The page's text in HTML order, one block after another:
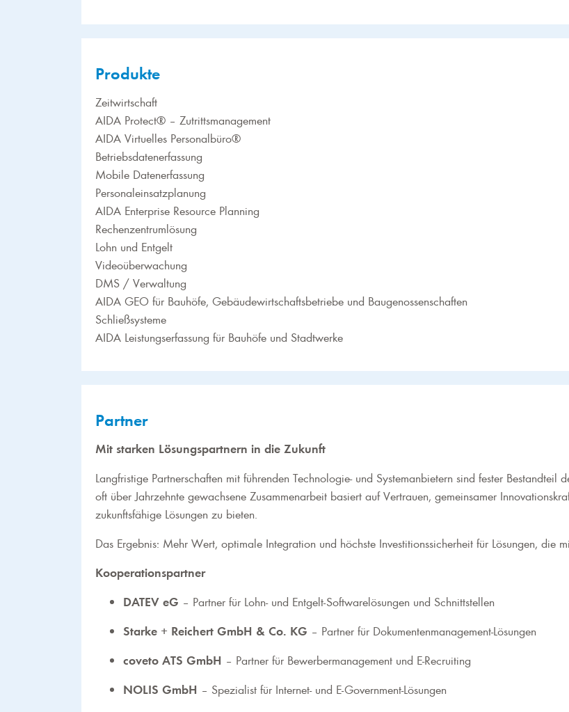
Produkte
Zeitwirtschaft
AIDA Protect® – Zutrittsmanagement
AIDA Virtuelles Personalbüro®
Betriebsdatenerfassung
Mobile Datenerfassung
Personaleinsatzplanung
AIDA Enterprise Resource Planning
Rechenzentrumlösung
Lohn und Entgelt
Videoüberwachung
DMS / Verwaltung
AIDA GEO für Bauhöfe, Gebäudewirtschaftsbetriebe und Baugenossenschaften
Schließsysteme
AIDA Leistungserfassung für Bauhöfe und Stadtwerke
Partner
Mit starken Lösungspartnern in die Zukunft
Langfristige Partnerschaften mit führenden Technologie- und Systemanbietern sind fester
oft über Jahrzehnte gewachsene Zusammenarbeit basiert auf Vertrauen, gemeinsamer
zukunftsfähige Lösungen zu bieten.
Das Ergebnis: Mehr Wert, optimale Integration und höchste Investitionssicherheit für Lösungen, die
Kooperationspartner
DATEV eG – Partner für Lohn- und Entgelt-Softwarelösungen und Schnittstellen
Starke + Reichert GmbH & Co. KG – Partner für Dokumentenmanagement-Lösungen
coveto ATS GmbH – Partner für Bewerbermanagement und E-Recruiting
NOLIS GmbH – Spezialist für Internet- und E-Government-Lösungen